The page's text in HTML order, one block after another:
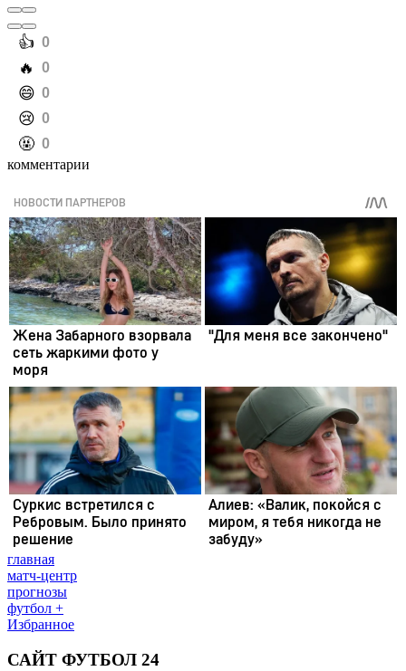
️👍 0
️🔥 0
️😄 0
️😢 0
️🤬 0
комментарии
главная
матч-центр
прогнозы
футбол +
Избранное
САЙТ ФУТБОЛ 24